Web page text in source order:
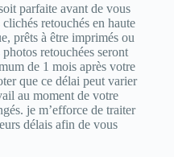
parfaite avant de vous
retouchés en haute
prêts à être imprimés ou
retouchées seront
de 1 mois après votre
que ce délai peut varier
au moment de votre
je m’efforce de traiter
délais afin de vous